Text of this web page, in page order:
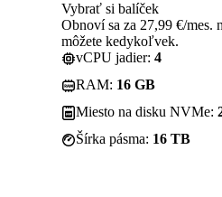
Vybrať si balíček
Obnoví sa za 27,99 €/mes.
môžete kedykoľvek.
vCPU jadier: 4
RAM: 16 GB
Miesto na disku NVMe:
Šírka pásma: 16 TB